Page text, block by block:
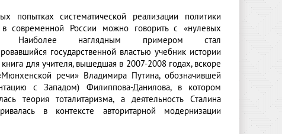
попытках систематической реализации политики
в современной России можно говорить с «нулевых
Наиболее наглядным примером стал
государственной властью учебник истории
книга для учителя, вышедшая в 2007-2008 годах, вскоре
речи» Владимира Путина, обозначившей
с Западом) Филиппова-Данилова, в котором
теория тоталитаризма, а деятельность Сталина
в контексте авторитарной модернизации